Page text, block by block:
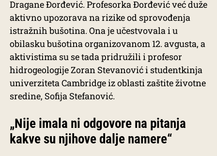
Dragane Đorđević. Profesorka Đorđević već duže
aktivno upozorava na rizike od sprovođenja
istražnih bušotina. Ona je učestvovala i u
obilasku bušotina organizovanom 12. avgusta, a
aktivistima su se tada pridružili i profesor
hidrogeologije Zoran Stevanović i studentkinja
univerziteta Cambridge iz oblasti zaštite životne
sredine, Sofija Stefanović.
„Nije imala ni odgovore na pitanja
kakve su njihove dalje namere“